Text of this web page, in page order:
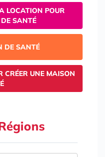
LOCATION POUR
SANTÉ
DE SANTÉ
CRÉER UNE MAISON